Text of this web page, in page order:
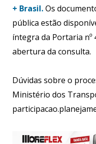
+ Brasil.Os
pública estão
íntegra da Portaria nº
abertura da consulta.
Dúvidas sobre o
Ministério dos